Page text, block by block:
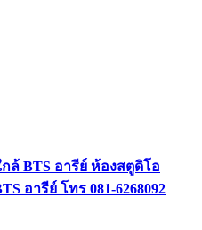
ล้ BTS อารีย์ ห้องสตูดิโอ
อารีย์ โทร 081-6268092